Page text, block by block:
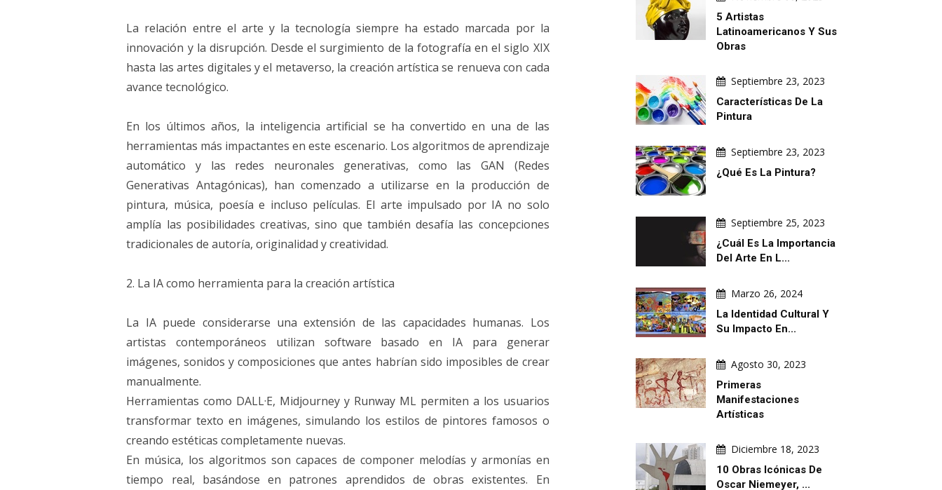
La relación entre el arte y la tecnología siempre ha estado marcada por la
innovación y la disrupción. Desde el surgimiento de la fotografía en el siglo XIX
hasta las artes digitales y el metaverso, la creación artística se renueva con cada
avance tecnológico.
En los últimos años, la inteligencia artificial se ha convertido en una de las
herramientas más impactantes en este escenario. Los algoritmos de aprendizaje
automático y las redes neuronales generativas, como las GAN (Redes
Generativas Antagónicas), han comenzado a utilizarse en la producción de
pintura, música, poesía e incluso películas. El arte impulsado por IA no solo
amplía las posibilidades creativas, sino que también desafía las concepciones
tradicionales de autoría, originalidad y creatividad.
2. La IA como herramienta para la creación artística
La IA puede considerarse una extensión de las capacidades humanas. Los
artistas contemporáneos utilizan software basado en IA para generar
imágenes, sonidos y composiciones que antes habrían sido imposibles de crear
manualmente.
Herramientas como DALL·E, Midjourney y Runway ML permiten a los usuarios
transformar texto en imágenes, simulando los estilos de pintores famosos o
creando estéticas completamente nuevas.
En música, los algoritmos son capaces de componer melodías y armonías en
tiempo real, basándose en patrones aprendidos de obras existentes. En
5 Artistas
Latinoamericanos Y Sus
Obras
Septiembre 23, 2023
Características De La
Pintura
Septiembre 23, 2023
¿Qué Es La Pintura?
Septiembre 25, 2023
¿Cuál Es La Importancia
Del Arte En L...
Marzo 26, 2024
La Identidad Cultural Y
Su Impacto En...
Agosto 30, 2023
Primeras
Manifestaciones
Artísticas
Diciembre 18, 2023
10 Obras Icónicas De
Oscar Niemeyer, ...